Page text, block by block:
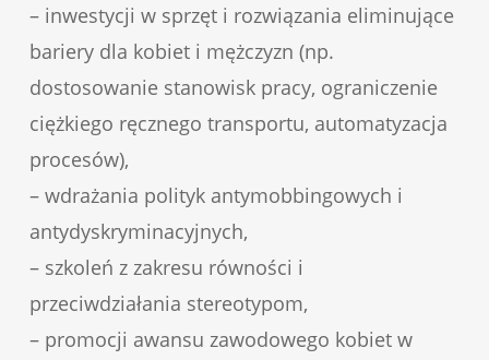
– inwestycji w sprzęt i rozwiązania eliminujące
bariery dla kobiet i mężczyzn (np.
dostosowanie stanowisk pracy, ograniczenie
ciężkiego ręcznego transportu, automatyzacja
procesów),
– wdrażania polityk antymobbingowych i
antydyskryminacyjnych,
– szkoleń z zakresu równości i
przeciwdziałania stereotypom,
– promocji awansu zawodowego kobiet w